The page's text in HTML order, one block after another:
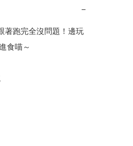
−
著跑完全沒問題！邊玩
食喵～